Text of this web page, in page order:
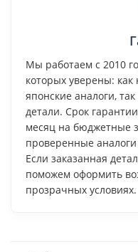
Мы работаем с 2010
которых уверены:
японские аналоги,
детали. Срок
месяц на бюджетные
проверенные
Если заказанная
поможем оформить
прозрачных условиях.